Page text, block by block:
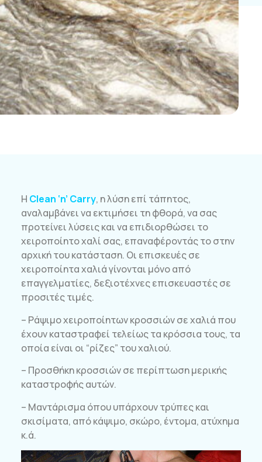
Η Clean ‘n’ Carry, η λύση επί τάπητος,
αναλαμβάνει να εκτιμήσει τη φθορά, να σας
προτείνει λύσεις και να επιδιορθώσει το
χειροποίητο χαλί σας, επαναφέροντάς το στην
αρχική του κατάσταση. Οι επισκευές σε
χειροποίητα χαλιά γίνονται μόνο από
επαγγελματίες, δεξιοτέχνες επισκευαστές σε
προσιτές τιμές.
– Ράψιμο χειροποίητων κροσσιών σε χαλιά που
έχουν καταστραφεί τελείως τα κρόσσια τους, τα
οποία είναι οι “ρίζες” του χαλιού.
– Προσθήκη κροσσιών σε περίπτωση μερικής
καταστροφής αυτών.
– Μαντάρισμα όπου υπάρχουν τρύπες και
σκισίματα, από κάψιμο, σκώρο, έντομα, ατύχημα
κ.ά.